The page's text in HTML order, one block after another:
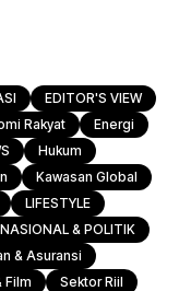
EDITOR'S VIEW
Rakyat
Energi
Hukum
Kawasan Global
LIFESTYLE
NASIONAL & POLITIK
& Asuransi
Film
Sektor Riil